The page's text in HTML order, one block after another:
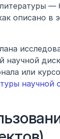
—
научной
или
научной